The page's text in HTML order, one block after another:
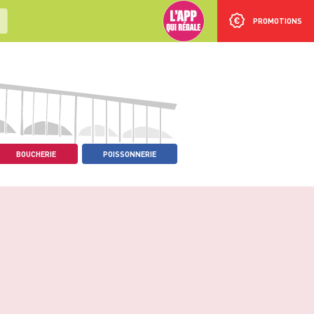
PROMOTIONS
BOUCHERIE POISSONNERIE